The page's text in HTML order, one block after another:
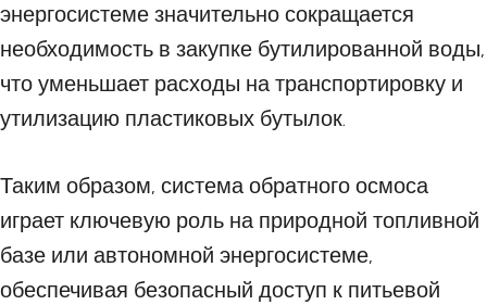
энергосистеме значительно сокращается
необходимость в закупке бутилированной воды,
что уменьшает расходы на транспортировку и
утилизацию пластиковых бутылок.
Таким образом, система обратного осмоса
играет ключевую роль на природной топливной
базе или автономной энергосистеме,
обеспечивая безопасный доступ к питьевой